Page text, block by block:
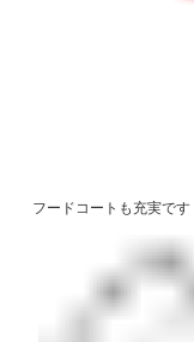
フードコートも充実です